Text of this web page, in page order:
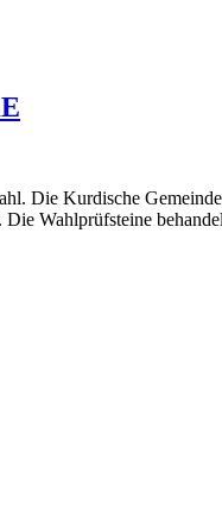
Die Kurdische
Wahlprüfsteine